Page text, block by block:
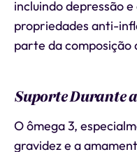
incluindo depressão
propriedades anti-
parte da composição
Suporte Durante
O ômega 3,
gravidez e a